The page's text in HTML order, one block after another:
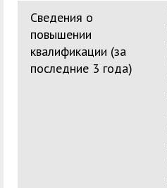
Сведения о
повышении
квалификации (за
последние 3 года)